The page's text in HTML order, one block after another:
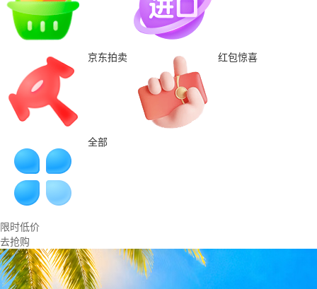
京东拍卖 红包惊喜
全部
限时低价
去抢购